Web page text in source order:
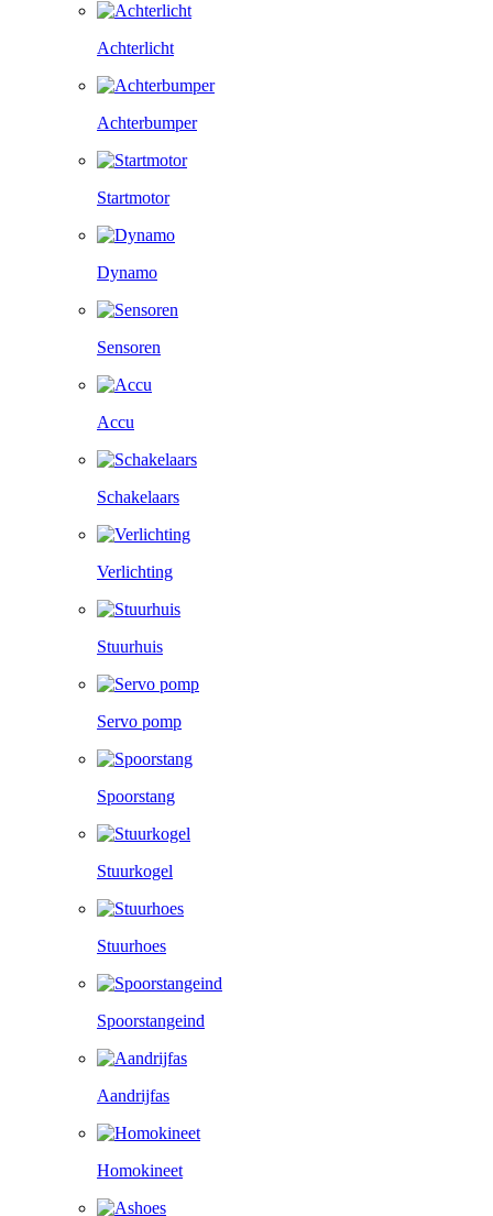
Achterlicht
Achterbumper
Startmotor
Dynamo
Sensoren
Accu
Schakelaars
Verlichting
Stuurhuis
Servo pomp
Spoorstang
Stuurkogel
Stuurhoes
Spoorstangeind
Aandrijfas
Homokineet